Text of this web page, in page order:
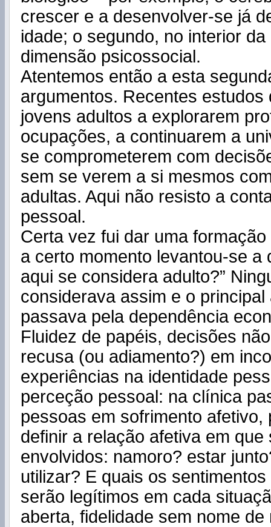
crescer e a desenvolver-se já
idade; o segundo, no interior
dimensão psicossocial.
Atentemos então a esta
argumentos. Recentes estudos
jovens adultos a explorarem
ocupações, a continuarem a
se comprometerem com
sem se verem a si mesmos
adultas. Aqui não resisto a
pessoal.
Certa vez fui dar uma
a certo momento levantou-se a
aqui se considera adulto?”
considerava assim e o principal
passava pela dependência
Fluidez de papéis, decisões
recusa (ou adiamento?) em
experiências na identidade
perceção pessoal: na clínica
pessoas em sofrimento afetivo,
definir a relação afetiva em que
envolvidos: namoro? estar
utilizar? E quais os
serão legítimos em cada
aberta, fidelidade sem nome de